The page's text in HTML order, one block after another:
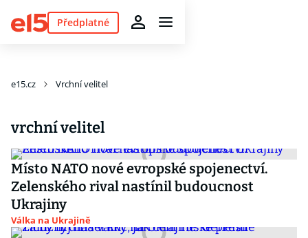
Předplatné
e15.cz Vrchní velitel
vrchní velitel
Místo NATO nové evropské spojenectví.
Zelenského rival nastínil budoucnost
Ukrajiny
Válka na Ukrajině